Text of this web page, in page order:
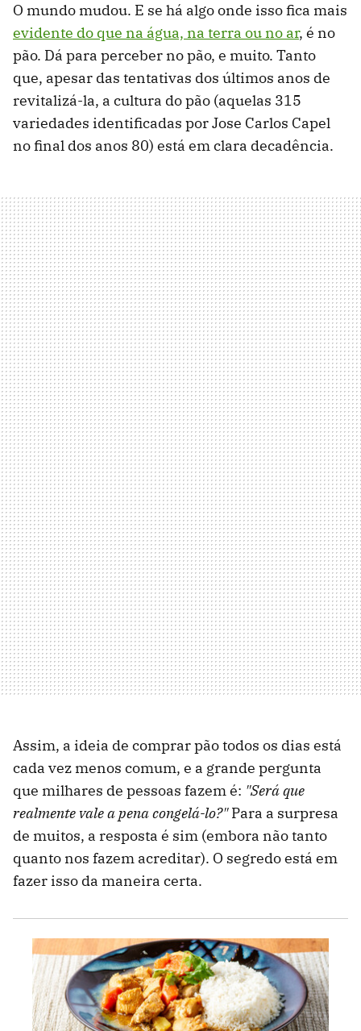
O mundo mudou. E se há algo onde isso fica mais
evidente do que na água, na terra ou no ar, é no
pão. Dá para perceber no pão, e muito. Tanto
que, apesar das tentativas dos últimos anos de
revitalizá-la, a cultura do pão (aquelas 315
variedades identificadas por Jose Carlos Capel
no final dos anos 80) está em clara decadência.
Assim, a ideia de comprar pão todos os dias está
cada vez menos comum, e a grande pergunta
que milhares de pessoas fazem é: "Será que
realmente vale a pena congelá-lo?"Para a surpresa
de muitos, a resposta é sim (embora não tanto
quanto nos fazem acreditar). O segredo está em
fazer isso da maneira certa.